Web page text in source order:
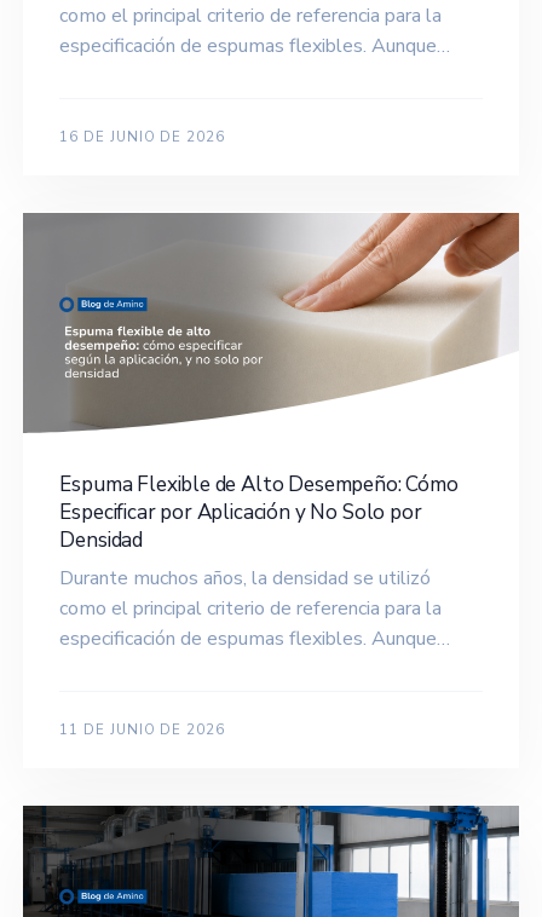
como el principal criterio de referencia para la
especificación de espumas flexibles. Aunque…
16 DE JUNIO DE 2026
Espuma Flexible de Alto Desempeño: Cómo
Especificar por Aplicación y No Solo por
Densidad
Durante muchos años, la densidad se utilizó
como el principal criterio de referencia para la
especificación de espumas flexibles. Aunque…
11 DE JUNIO DE 2026